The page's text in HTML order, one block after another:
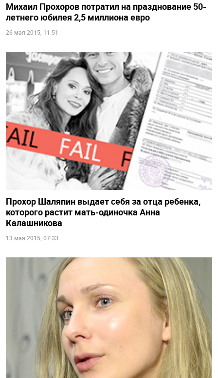
Михаил Прохоров потратил на празднование 50-
летнего юбилея 2,5 миллиона евро
26 мая 2015, 11:51
Прохор Шаляпин выдает себя за отца ребенка,
которого растит мать-одиночка Анна
Калашникова
13 мая 2015, 07:33